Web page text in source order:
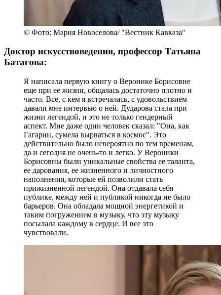
© Фото: Мария Новоселова/ "Вестник Кавказа"
Доктор искусствоведения, профессор Татьяна
Батагова:
Я написала первую книгу о Веронике Борисовне
еще при ее жизни, общалась достаточно плотно и
часто. Все, с кем я встречалась, с удовольствием
давали мне интервью о ней. Дударова стала при
жизни легендой, и это не только гендерный
аспект. Мне даже один человек сказал: "Она, как
Гагарин, сумела вырваться в космос". Это
действительно было невероятно по тем временам,
да и сегодня не очень-то и легко. У Вероники
Борисовны были уникальные свойства ее таланта,
ее дарования, ее жизненного и личностного
наполнения, которые ей позволили стать
прижизненной легендой. Она отдавала себя
публике, между ней и публикой никогда не было
барьеров. Она обладала мощной энергетикой и
таким погружением в музыку, что эту музыку
посылала каждому в сердце. И все это
чувствовали.